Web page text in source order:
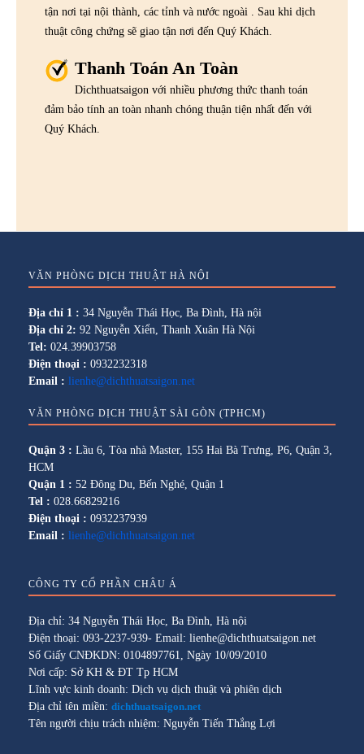
tận nơi tại nội thành, các tỉnh và nước ngoài . Sau khi dịch
thuật công chứng sẽ giao tận nơi đến Quý Khách.
Thanh Toán An Toàn
Dichthuatsaigon với nhiều phương thức thanh toán
đảm bảo tính an toàn nhanh chóng thuận tiện nhất đến với
Quý Khách.
VĂN PHÒNG DỊCH THUẬT HÀ NỘI
Địa chỉ 1 : 34 Nguyễn Thái Học, Ba Đình, Hà nội
Địa chỉ 2: 92 Nguyễn Xiển, Thanh Xuân Hà Nội
Tel: 024.39903758
Điện thoại : 0932232318
Email : lienhe@dichthuatsaigon.net
VĂN PHÒNG DỊCH THUẬT SÀI GÒN (TPHCM)
Quận 3 : Lầu 6, Tòa nhà Master, 155 Hai Bà Trưng, P6, Quận 3,
HCM
Quận 1 : 52 Đông Du, Bến Nghé, Quận 1
Tel : 028.66829216
Điện thoại : 0932237939
Email : lienhe@dichthuatsaigon.net
CÔNG TY CỔ PHẦN CHÂU Á
Địa chỉ: 34 Nguyễn Thái Học, Ba Đình, Hà nội
Điện thoại: 093-2237-939- Email: lienhe@dichthuatsaigon.net
Số Giấy CNĐKDN: 0104897761, Ngày 10/09/2010
Nơi cấp: Sở KH & ĐT Tp HCM
Lĩnh vực kinh doanh: Dịch vụ dịch thuật và phiên dịch
Địa chỉ tên miền: dichthuatsaigon.net
Tên người chịu trách nhiệm: Nguyễn Tiến Thắng Lợi